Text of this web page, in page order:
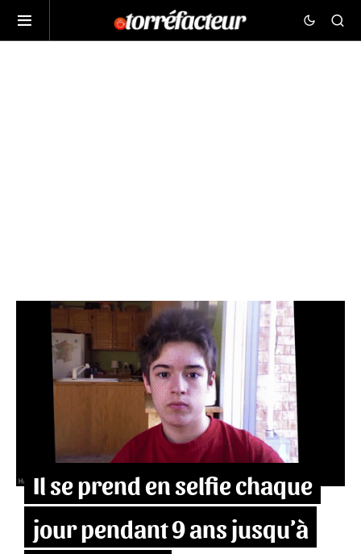
Il se prend en selfie chaque
jour pendant 9 ans jusqu’à